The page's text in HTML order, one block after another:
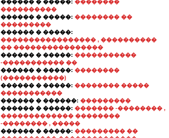
������ � �����: ��������
����������
������ � �����: �������� ��
���������
������ � �����:
����������������� , ����������
�� ����������������
������ � �����: �����������
-����������� ��
������ � �����: ��������
(�����������)
������ � �����: �������� �����
�����������
������ � ������: ���������
������ � �����: ������� -�������� ,
������������� ��������
-�������� , �����
������ � �����: ��������� ��